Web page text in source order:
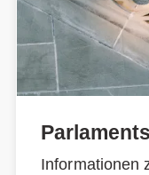
Informationen